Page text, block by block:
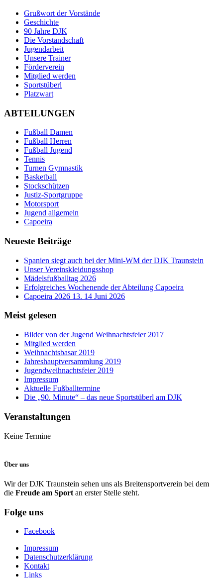
Grußwort der Vorstände
Geschichte
90 Jahre DJK
Die Vorstandschaft
Jugendarbeit
Unsere Trainer
Förderverein
Mitglied werden
Sportstüberl
Platzwart
ABTEILUNGEN
Fußball Damen
Fußball Herren
Fußball Jugend
Tennis
Turnen Gymnastik
Basketball
Stockschützen
Justiz-Sportgruppe
Motorsport
Jugend allgemein
Capoeira
Neueste Beiträge
Spanien siegt auch bei der Mini-WM der DJK Traunstein
Unser Vereinskleidungsshop
Mädelsfußballtag 2026
Erfolgreiches Wochenende der Abteilung Capoeira
Capoeira 2026 13. 14 Juni 2026
Meist gelesen
Bilder von der Jugend Weihnachtsfeier 2017
Mitglied werden
Weihnachtsbasar 2019
Jahreshauptversammlung 2019
Jugendweihnachtsfeier 2019
Impressum
Aktuelle Fußballtermine
Die „90. Minute“ – das neue Sportstüberl am DJK
Veranstaltungen
Keine Termine
Über uns
Wir der DJK Traunstein sehen uns als Breitensportverein bei dem
die Freude am Sport an erster Stelle steht.
Folge uns
Facebook
Impressum
Datenschutzerklärung
Kontakt
Links